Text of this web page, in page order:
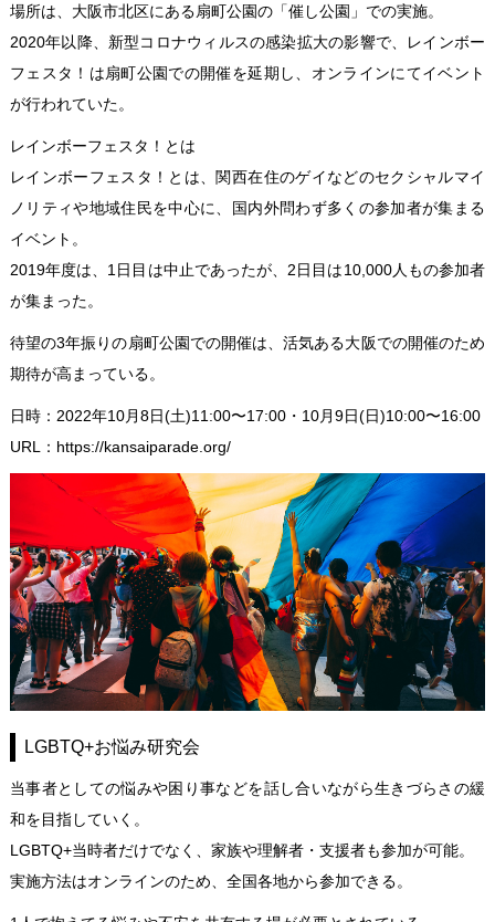
場所は、大阪市北区にある扇町公園の「催し公園」での実施。
2020年以降、新型コロナウィルスの感染拡大の影響で、レインボー
フェスタ！は扇町公園での開催を延期し、オンラインにてイベント
が行われていた。
レインボーフェスタ！とは
レインボーフェスタ！とは、関西在住のゲイなどのセクシャルマイ
ノリティや地域住民を中心に、国内外問わず多くの参加者が集まる
イベント。
2019年度は、1日目は中止であったが、2日目は10,000人もの参加者
が集まった。
待望の3年振りの扇町公園での開催は、活気ある大阪での開催のため
期待が高まっている。
日時：2022年10月8日(土)11:00〜17:00・10月9日(日)10:00〜16:00
URL：https://kansaiparade.org/
LGBTQ+お悩み研究会
当事者としての悩みや困り事などを話し合いながら生きづらさの緩
和を目指していく。
LGBTQ+当時者だけでなく、家族や理解者・支援者も参加が可能。
実施方法はオンラインのため、全国各地から参加できる。